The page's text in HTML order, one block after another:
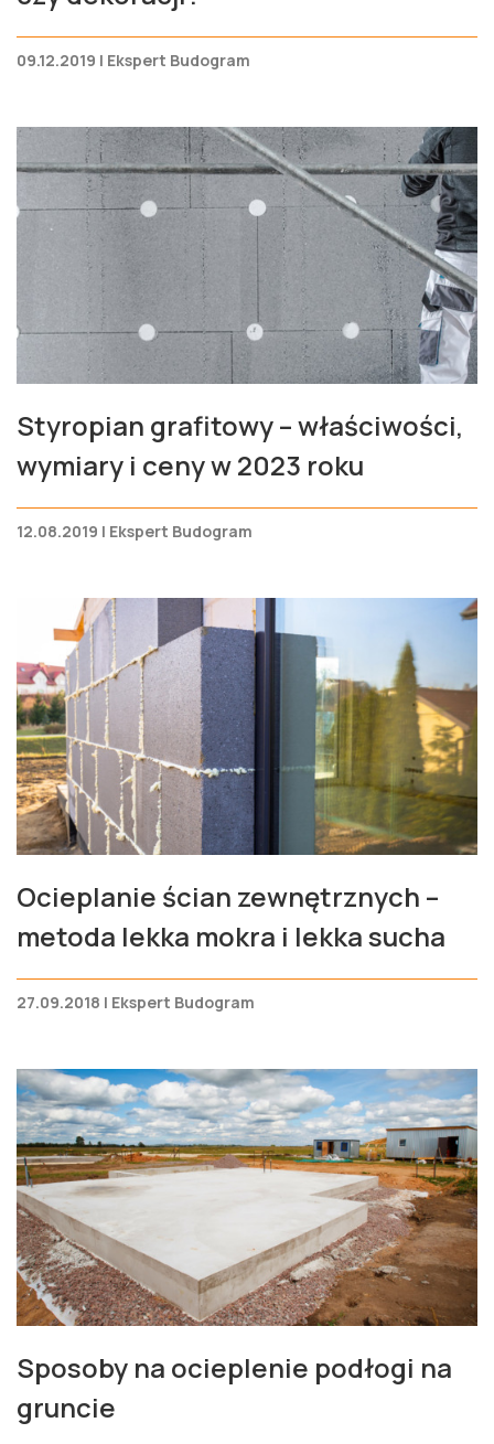
09.12.2019 | Ekspert Budogram
Styropian grafitowy – właściwości,
wymiary i ceny w 2023 roku
12.08.2019 | Ekspert Budogram
Ocieplanie ścian zewnętrznych –
metoda lekka mokra i lekka sucha
27.09.2018 | Ekspert Budogram
Sposoby na ocieplenie podłogi na
gruncie